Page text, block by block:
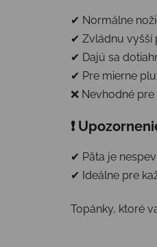
✔ Normálne
✔ Zvládnu vyšší
✔ Dajú sa
✔ Pre mierne
❌ Nevhodné
❗
✔ Päta je
✔ Ideálne pre
Topánky, ktoré